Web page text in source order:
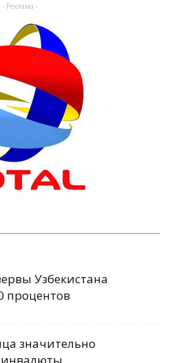
- Реклама -
Узбекистана
процентов
значительно